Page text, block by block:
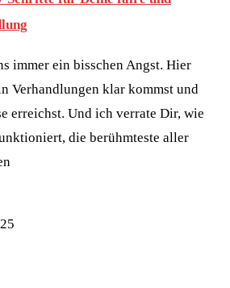
immer ein bisschen Angst. Hier
Verhandlungen klar kommst und
erreichst. Und ich verrate Dir, wie
die berühmteste aller